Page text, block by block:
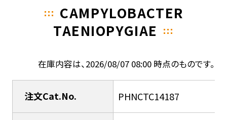
CAMPYLOBACTER
TAENIOPYGIAE
在庫内容は、2026/08/07 08:00 時点のものです。
注文Cat.No. PHNCTC14187